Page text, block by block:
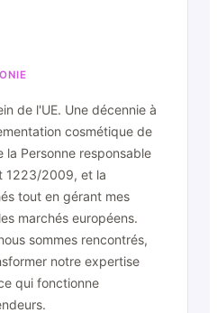
de l'UE. Une décennie à
cosmétique de
la Personne responsable
1223/2009, et la
tout en gérant mes
marchés européens.
sommes rencontrés,
notre expertise
qui fonctionne